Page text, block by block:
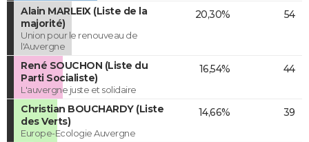
Alain MARLEIX (Liste de la
majorité)
Union pour le renouveau de
l'Auvergne
20,30% 54
René SOUCHON (Liste du
Parti Socialiste)
L'auvergne juste et solidaire
16,54% 44
Christian BOUCHARDY (Liste
des Verts)
Europe-Ecologie Auvergne
14,66% 39